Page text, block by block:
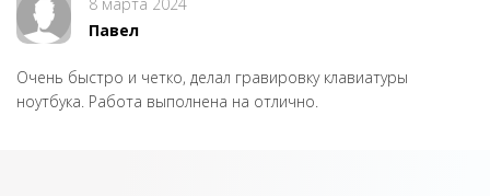
Павел
Очень быстро и четко, делал гравировку клавиатуры
ноутбука. Работа выполнена на отлично.